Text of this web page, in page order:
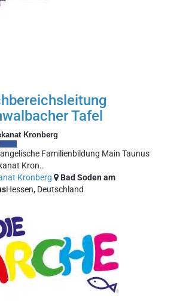
Tafel
Kronberg
Familienbildung Main Taunus
Kron..
Kronberg
Bad Soden am
Hessen, Deutschland